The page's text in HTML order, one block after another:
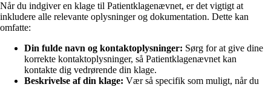
Når du indgiver en klage til Patientklagenævnet, er det vigtigt at
inkludere alle relevante oplysninger og dokumentation. Dette kan
omfatte:
Din fulde navn og kontaktoplysninger: Sørg for at give dine
korrekte kontaktoplysninger, så Patientklagenævnet kan
kontakte dig vedrørende din klage.
Beskrivelse af din klage: Vær så specifik som muligt, når du